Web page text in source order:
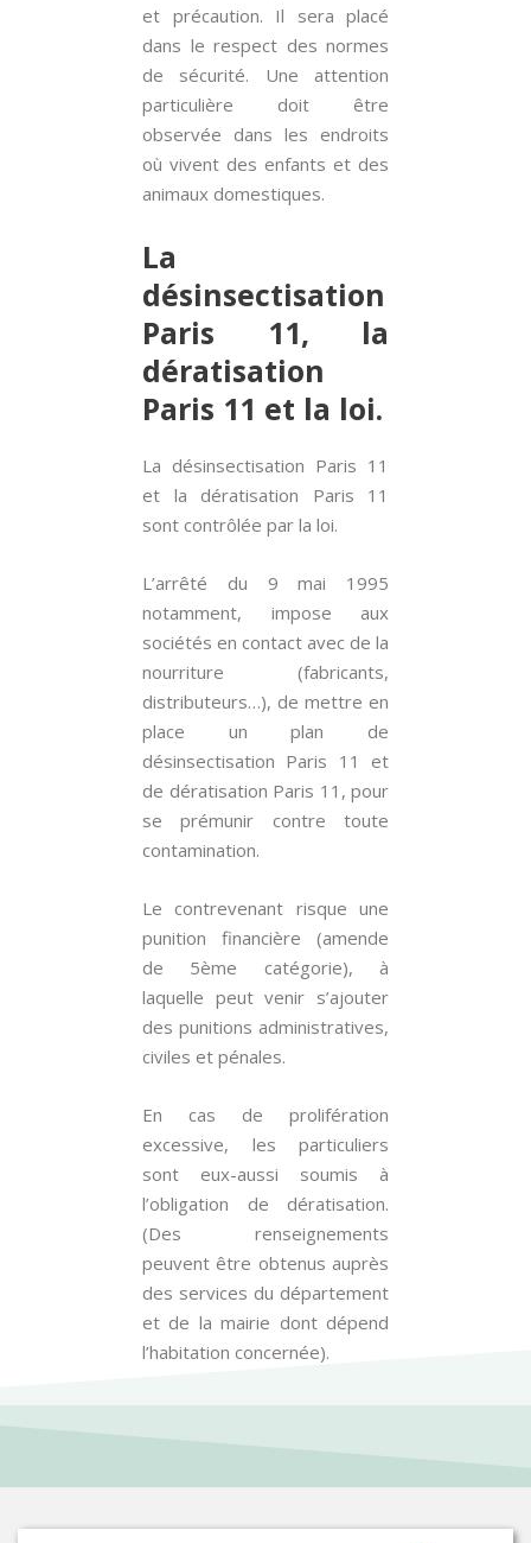
et précaution. Il sera placé
dans le respect des normes
de sécurité. Une attention
particulière doit être
observée dans les endroits
où vivent des enfants et des
animaux domestiques.
La
désinsectisation
Paris 11, la
dératisation
Paris 11 et la loi.
La désinsectisation Paris 11
et la dératisation Paris 11
sont contrôlée par la loi.
L’arrêté du 9 mai 1995
notamment, impose aux
sociétés en contact avec de la
nourriture (fabricants,
distributeurs…), de mettre en
place un plan de
désinsectisation Paris 11 et
de dératisation Paris 11, pour
se prémunir contre toute
contamination.
Le contrevenant risque une
punition financière (amende
de 5ème catégorie), à
laquelle peut venir s’ajouter
des punitions administratives,
civiles et pénales.
En cas de prolifération
excessive, les particuliers
sont eux-aussi soumis à
l’obligation de dératisation.
(Des renseignements
peuvent être obtenus auprès
des services du département
et de la mairie dont dépend
l’habitation concernée).